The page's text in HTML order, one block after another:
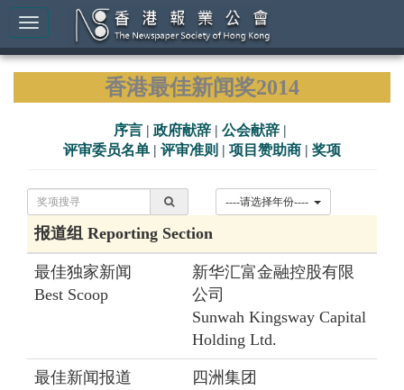
香港最佳新闻奖2014
序言 | 政府献辞 | 公会献辞 |
评审委员名单 | 评审准则 | 项目赞助商 | 奖项
报道组 Reporting Section
最佳独家新闻
Best Scoop
新华汇富金融控股有限
公司
Sunwah Kingsway Capital
Holding Ltd.
最佳新闻报道
四洲集团